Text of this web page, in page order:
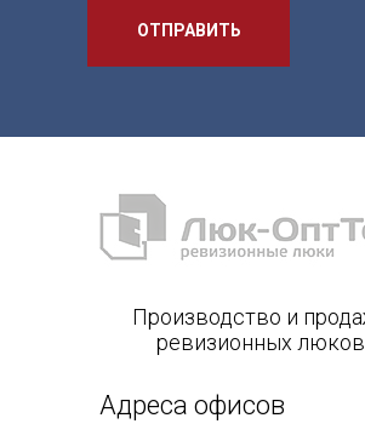
ОТПРАВИТЬ
Производство и
ревизионных люков
Адреса офисов